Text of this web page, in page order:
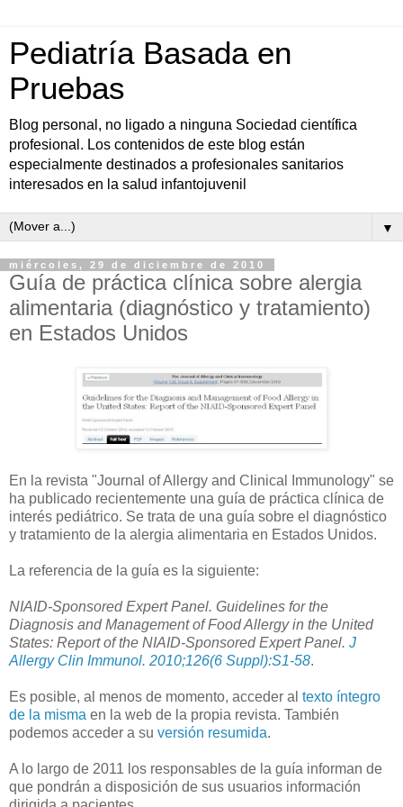
Pediatría Basada en
Pruebas
Blog personal, no ligado a ninguna Sociedad científica
profesional. Los contenidos de este blog están
especialmente destinados a profesionales sanitarios
interesados en la salud infantojuvenil
▼
miércoles, 29 de diciembre de 2010
Guía de práctica clínica sobre alergia
alimentaria (diagnóstico y tratamiento)
en Estados Unidos
En la revista "Journal of Allergy and Clinical Immunology" se
ha publicado recientemente una guía de práctica clínica de
interés pediátrico. Se trata de una guía sobre el diagnóstico
y tratamiento de la alergia alimentaria en Estados Unidos.
La referencia de la guía es la siguiente:
NIAID-Sponsored Expert Panel. Guidelines for the
Diagnosis and Management of Food Allergy in the United
States: Report of the NIAID-Sponsored Expert Panel. J
Allergy Clin Immunol. 2010;126(6 Suppl):S1-58.
Es posible, al menos de momento, acceder al texto íntegro
de la misma en la web de la propia revista. También
podemos acceder a su versión resumida.
A lo largo de 2011 los responsables de la guía informan de
que pondrán a disposición de sus usuarios información